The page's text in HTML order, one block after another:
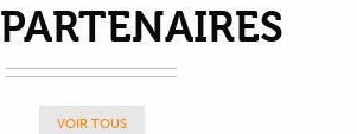
PARTENAIRES
VOIR TOUS